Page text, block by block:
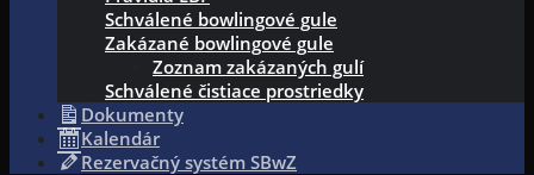
Schválené bowlingové gule
Zakázané bowlingové gule
Zoznam zakázaných gulí
Schválené čistiace prostriedky
Dokumenty
Kalendár
Rezervačný systém SBwZ